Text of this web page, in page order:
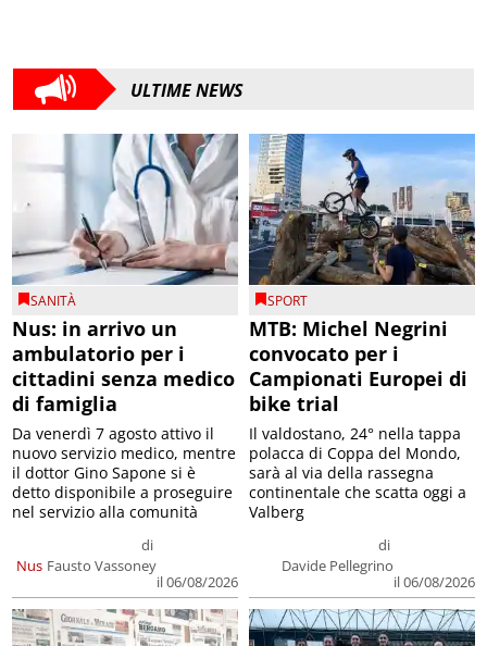
ULTIME NEWS
SANITÀ
Nus: in arrivo un
ambulatorio per i
cittadini senza medico
di famiglia
Nus
di
Fausto Vassoney
il 06/08/2026
Da venerdì 7 agosto attivo il
nuovo servizio medico, mentre
il dottor Gino Sapone si è
detto disponibile a proseguire
nel servizio alla comunità
SPORT
MTB: Michel Negrini
convocato per i
Campionati Europei di
bike trial
di
Davide Pellegrino
il 06/08/2026
Il valdostano, 24° nella tappa
polacca di Coppa del Mondo,
sarà al via della rassegna
continentale che scatta oggi a
Valberg